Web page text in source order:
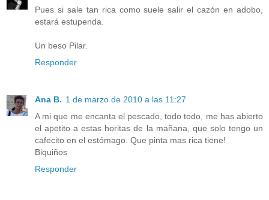
Pues si sale tan rica como suele salir el cazón en adobo,
estará estupenda.
Un beso Pilar.
Responder
Ana B. 1 de marzo de 2010 a las 11:27
A mi que me encanta el pescado, todo todo, me has abierto
el apetito a estas horitas de la mañana, que solo tengo un
cafecito en el estómago. Que pinta mas rica tiene!
Biquiños
Responder